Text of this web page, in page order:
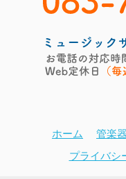
ホーム 管楽
プライバシ